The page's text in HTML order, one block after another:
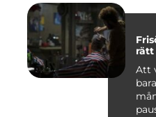
Frisör
rätt
Att